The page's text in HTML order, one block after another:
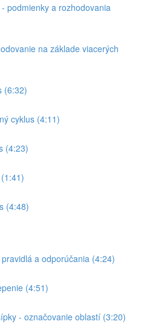
podmienky a rozhodovania
na základe viacerých
(6:32)
cyklus (4:11)
(4:23)
(4:48)
a odporúčania (4:24)
(4:51)
- označovanie oblastí (3:20)